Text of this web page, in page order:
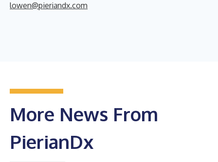
lowen@pieriandx.com
More News From
PierianDx